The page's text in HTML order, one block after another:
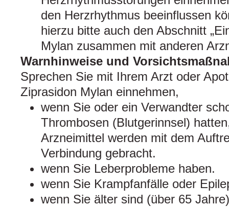
den Herzrhythmus beeinflussen
hierzu bitte auch den Abschnitt
Mylan zusammen mit anderen
Warnhinweise und
Sprechen Sie mit Ihrem Arzt oder
Ziprasidon Mylan einnehmen,
wenn Sie oder ein Verwandter
Thrombosen (Blutgerinnsel)
Arzneimittel werden mit dem
Verbindung gebracht.
wenn Sie Leberprobleme haben.
wenn Sie Krampfanfälle oder
wenn Sie älter sind (über 65